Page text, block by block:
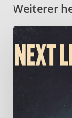
Weiterer
Fein
geschichtetes
Mille-